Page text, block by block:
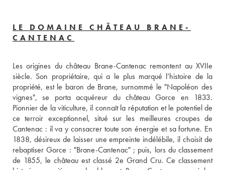
LE DOMAINE CHÂTEAU BRANE-
CANTENAC
Les origines du château Brane-Cantenac remontent au XVIIe
siècle. Son propriétaire, qui a le plus marqué l’histoire de la
propriété, est le baron de Brane, surnommé le "Napoléon des
vignes", se porta acquéreur du château Gorce en 1833.
Pionnier de la viticulture, il connaît la réputation et le potentiel de
ce terroir exceptionnel, situé sur les meilleures croupes de
Cantenac : il va y consacrer toute son énergie et sa fortune. En
1838, désireux de laisser une empreinte indélébile, il choisit de
rebaptiser Gorce : "Brane-Cantenac" ; puis, lors du classement
de 1855, le château est classé 2e Grand Cru. Ce classement